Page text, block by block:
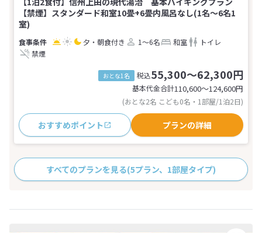
【禁煙】スタンダード和室10畳+6畳内風呂なし(1名～6名1
室)
夕・朝食付き 1～6名 和室
トイレ
禁煙
おとな1名 税込55,300～62,300円
基本代金合計110,600〜124,600円
(おとな2名 こども0名・1部屋/1泊2日)
おすすめポイント プランの詳細
すべてのプランを見る(5プラン、1部屋タイプ)